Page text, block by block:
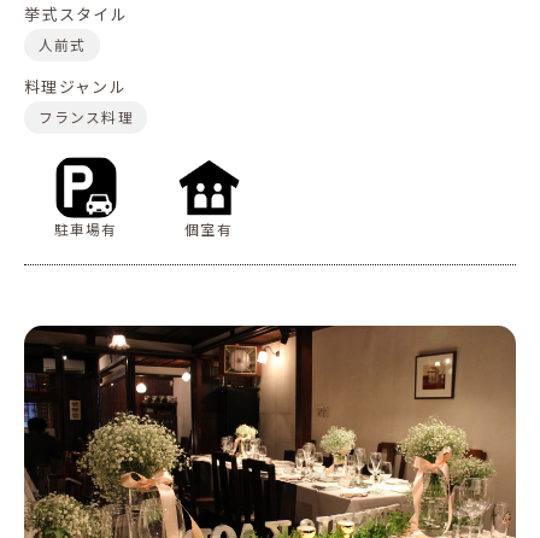
挙式スタイル
人前式
料理ジャンル
フランス料理
駐車場有 個室有